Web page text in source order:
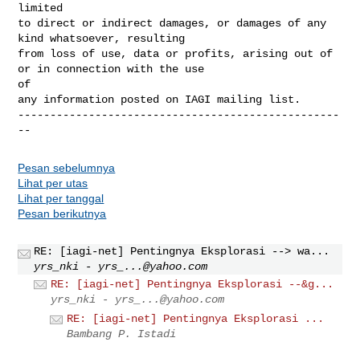
limited
to direct or indirect damages, or damages of any
kind whatsoever, resulting
from loss of use, data or profits, arising out of
or in connection with the use
of
any information posted on IAGI mailing list.
--------------------------------------------------
Pesan sebelumnya
Lihat per utas
Lihat per tanggal
Pesan berikutnya
RE: [iagi-net] Pentingnya Eksplorasi --> wa...
yrs_nki - yrs_...@yahoo.com
RE: [iagi-net] Pentingnya Eksplorasi --&g...
yrs_nki - yrs_...@yahoo.com
RE: [iagi-net] Pentingnya Eksplorasi ...
Bambang P. Istadi